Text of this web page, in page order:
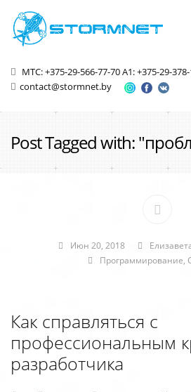
МТС: +375-29-566-77-70A1: +375-29-
contact@stormnet.by
Post Tagged with:
Июн 20, 2018
Программирование,
Как справляться с
профессиональным
разработчика